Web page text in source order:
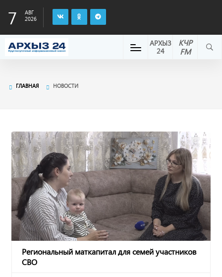
7
АВГ
2026
КЧР
FM
АРХЫЗ
24
ГЛАВНАЯ НОВОСТИ
Региональный маткапитал для семей участников
СВО